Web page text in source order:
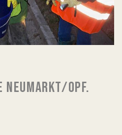
NEUMARKT/OPF.